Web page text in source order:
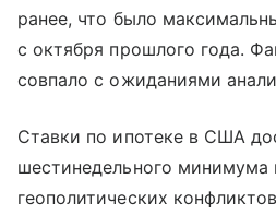
ранее, что было
с октября прошлого года.
совпало с ожиданиями
Ставки по ипотеке в США
шестинедельного минимума
геополитических